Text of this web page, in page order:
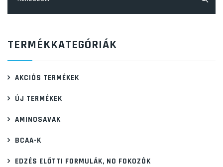
TERMÉKKATEGÓRIÁK
AKCIÓS TERMÉKEK
ÚJ TERMÉKEK
AMINOSAVAK
BCAA-K
EDZÉS ELŐTTI FORMULÁK, NO FOKOZÓK